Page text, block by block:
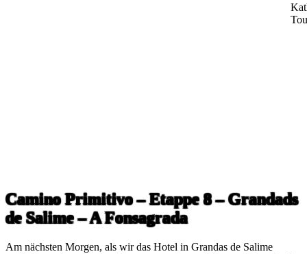
Camino Primitivo – Etappe 8 – Grandads
de Salime – A Fonsagrada
Am nächsten Morgen, als wir das Hotel in Grandas de Salime